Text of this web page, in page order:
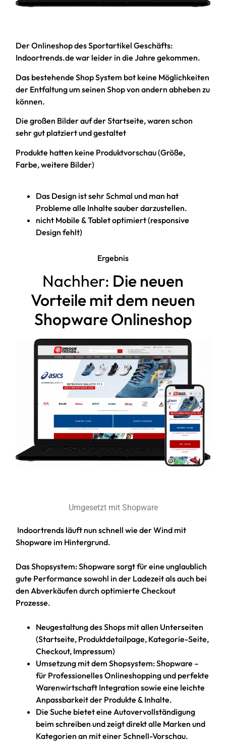
Der Onlineshop des Sportartikel Geschäfts:
Indoortrends.de war leider in die Jahre gekommen.
Das bestehende Shop System bot keine Möglichkeiten
der Entfaltung um seinen Shop von andern abheben zu
können.
Die großen Bilder auf der Startseite, waren schon
sehr gut platziert und gestaltet
Produkte hatten keine Produktvorschau (Größe,
Farbe, weitere Bilder)
Das Design ist sehr Schmal und man hat
Probleme alle Inhalte sauber darzustellen.
nicht Mobile & Tablet optimiert (responsive
Design fehlt)
Ergebnis
Nachher: Die neuen
Vorteile mit dem neuen
Shopware Onlineshop
Umgesetzt mit Shopware
Indoortrends läuft nun schnell wie der Wind mit
Shopware im Hintergrund.
Das Shopsystem: Shopware sorgt für eine unglaublich
gute Performance sowohl in der Ladezeit als auch bei
den Abverkäufen durch optimierte Checkout
Prozesse.
Neugestaltung des Shops mit allen Unterseiten
(Startseite, Produktdetailpage, Kategorie-Seite,
Checkout, Impressum)
Umsetzung mit dem Shopsystem: Shopware –
für Professionelles Onlineshopping und perfekte
Warenwirtschaft Integration sowie eine leichte
Anpassbarkeit der Produkte & Inhalte.
Die Suche bietet eine Autovervollständigung
beim schreiben und zeigt direkt alle Marken und
Kategorien an mit einer Schnell-Vorschau.